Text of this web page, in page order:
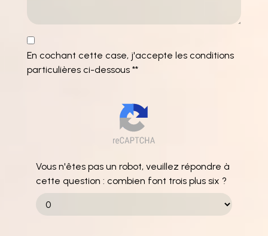
En cochant cette case, j'accepte les conditions
particulières ci-dessous **
Vous n'êtes pas un robot, veuillez répondre à
cette question : combien font trois plus six ?